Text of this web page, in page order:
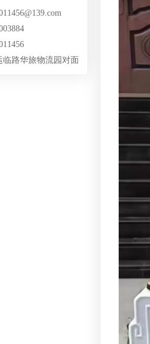
路华旅物流园对面